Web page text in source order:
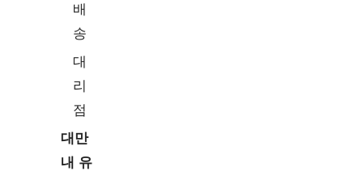
배
송
대
리
점
대만
내 유